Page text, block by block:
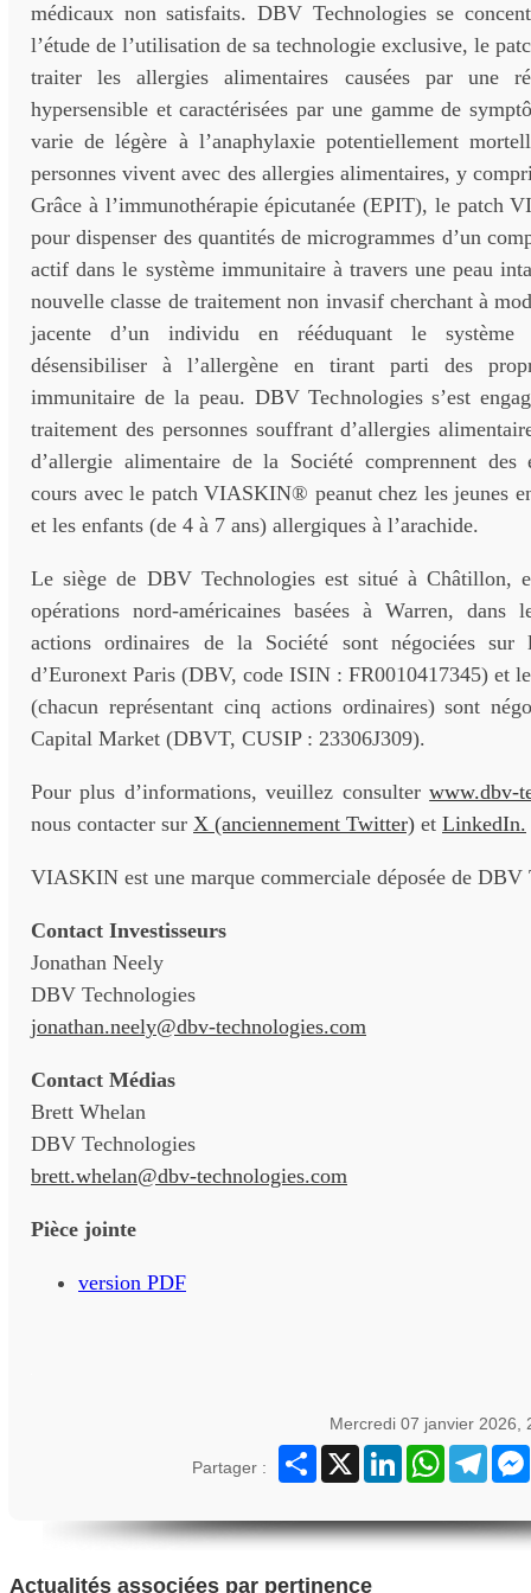
médicaux non satisfaits. DBV Technologies se
l’étude de l’utilisation de sa technologie exclusive, le
traiter les allergies alimentaires causées par une
hypersensible et caractérisées par une gamme de
varie de légère à l’anaphylaxie potentiellement
personnes vivent avec des allergies alimentaires, y
Grâce à l’immunothérapie épicutanée (EPIT), le patch
pour dispenser des quantités de microgrammes d’un
actif dans le système immunitaire à travers une peau
nouvelle classe de traitement non invasif cherchant à
jacente d’un individu en rééduquant le
désensibiliser à l’allergène en tirant parti des
immunitaire de la peau. DBV Technologies s’est
traitement des personnes souffrant d’allergies
d’allergie alimentaire de la Société comprennent des
cours avec le patch VIASKIN® peanut chez les jeunes
et les enfants (de 4 à 7 ans) allergiques à l’arachide.
Le siège de DBV Technologies est situé à Châtillon,
opérations nord-américaines basées à Warren, dans
actions ordinaires de la Société sont négociées sur
d’Euronext Paris (DBV, code ISIN : FR0010417345) et
(chacun représentant cinq actions ordinaires) sont
Capital Market (DBVT, CUSIP : 23306J309).
Pour plus d’informations, veuillez consulterwww.dbv-
nous contacter sur X (anciennement Twitter) et LinkedIn.
VIASKIN est une marque commerciale déposée de DBV
Contact Investisseurs
Jonathan Neely
DBV Technologies
jonathan.neely@dbv-technologies.com
Contact Médias
Brett Whelan
DBV Technologies
brett.whelan@dbv-technologies.com
Pièce jointe
version PDF
Mercredi 07 janvier 2026,
Partager :
Partager
X LinkedInWhatsApp
Actualités associées par pertinence